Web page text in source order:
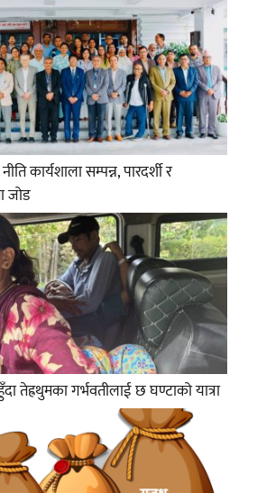
कार्यशाला सम्पन्न, पारदर्शी र
जोड
तेह्रथुमका गर्भवतीलाई छ घण्टाको यात्रा